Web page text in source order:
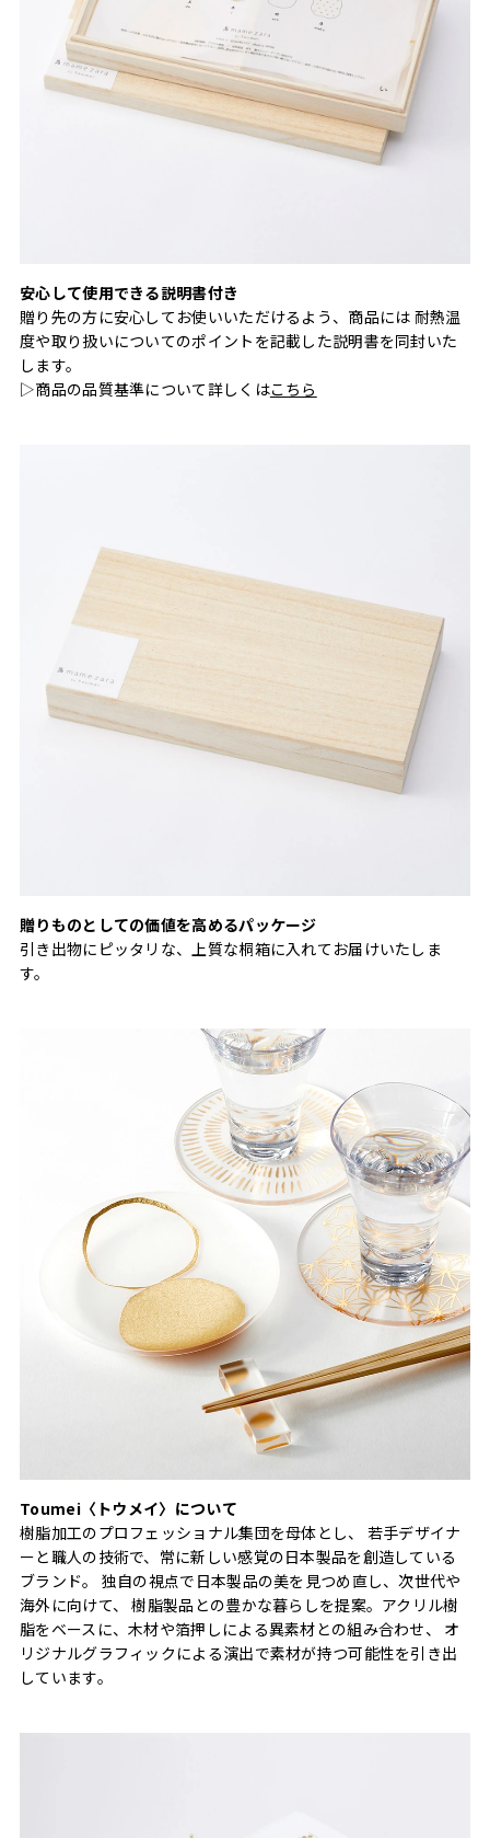
安心して使用できる説明書付き
贈り先の方に安心してお使いいただけるよう、商品には 耐熱温
度や取り扱いについてのポイントを記載した説明書を同封いた
します。
▷商品の品質基準について詳しくはこちら
贈りものとしての価値を高めるパッケージ
引き出物にピッタリな、上質な桐箱に入れてお届けいたしま
す。
Toumei〈トウメイ〉について
樹脂加工のプロフェッショナル集団を母体とし、 若手デザイナ
ーと職人の技術で、常に新しい感覚の日本製品を創造している
ブランド。 独自の視点で日本製品の美を見つめ直し、次世代や
海外に向けて、 樹脂製品との豊かな暮らしを提案。アクリル樹
脂をベースに、木材や箔押しによる異素材との組み合わせ、 オ
リジナルグラフィックによる演出で素材が持つ可能性を引き出
しています。